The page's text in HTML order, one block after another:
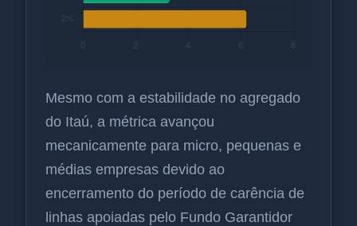
Mesmo com a estabilidade no agregado
do Itaú, a métrica avançou
mecanicamente para micro, pequenas e
médias empresas devido ao
encerramento do período de carência de
linhas apoiadas pelo Fundo Garantidor